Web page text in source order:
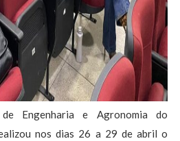
Engenharia e Agronomia do
nos dias 26 a 29 de abril o